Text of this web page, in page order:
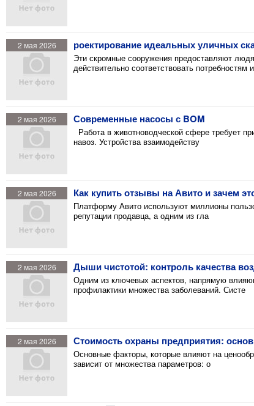
2 мая 2026 роектирование идеальных уличных
Эти скромные сооружения предоставляют
действительно соответствовать потребностям
2 мая 2026 Современные насосы с BOM
Работа в животноводческой сфере требует
навоз. Устройства взаимодейству
2 мая 2026 Как купить отзывы на Авито и зачем
Платформу Авито используют миллионы
репутации продавца, а одним из гла
2 мая 2026 Дыши чистотой: контроль качества
Одним из ключевых аспектов, напрямую
профилактики множества заболеваний. Систе
2 мая 2026 Стоимость охраны предприятия:
Основные факторы, которые влияют на
зависит от множества параметров: о